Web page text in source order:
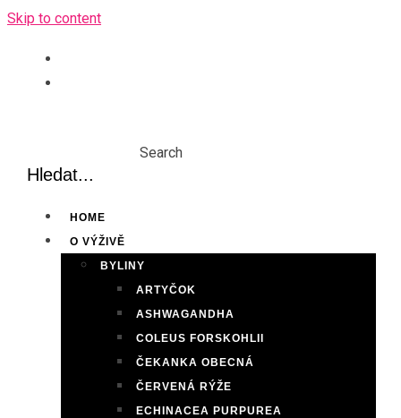
Skip to content
Search
HOME
O VÝŽIVĚ
BYLINY
ARTYČOK
ASHWAGANDHA
COLEUS FORSKOHLII
ČEKANKA OBECNÁ
ČERVENÁ RÝŽE
ECHINACEA PURPUREA